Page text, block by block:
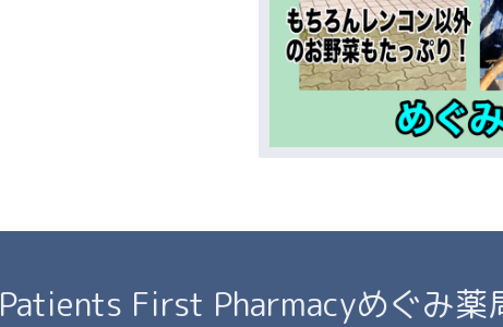
Patients First Pharmacyめぐみ薬